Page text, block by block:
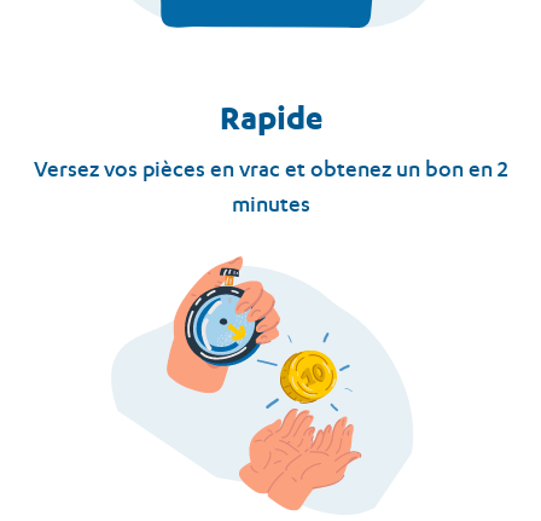
Rapide
Versez vos pièces en vrac et obtenez un bon en 2
minutes